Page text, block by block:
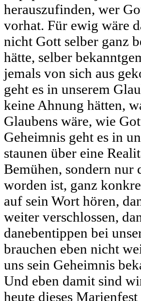
herauszufinden, wer
vorhat. Für ewig wäre
nicht Gott selber ganz
hätte, selber
jemals von sich aus
geht es in unserem
keine Ahnung hätten,
Glaubens wäre, wie
Geheimnis geht es in
staunen über eine
Bemühen, sondern nur
worden ist, ganz
auf sein Wort hören,
weiter verschlossen,
danebentippen bei
brauchen eben nicht
uns sein Geheimnis
Und eben damit sind
heute dieses